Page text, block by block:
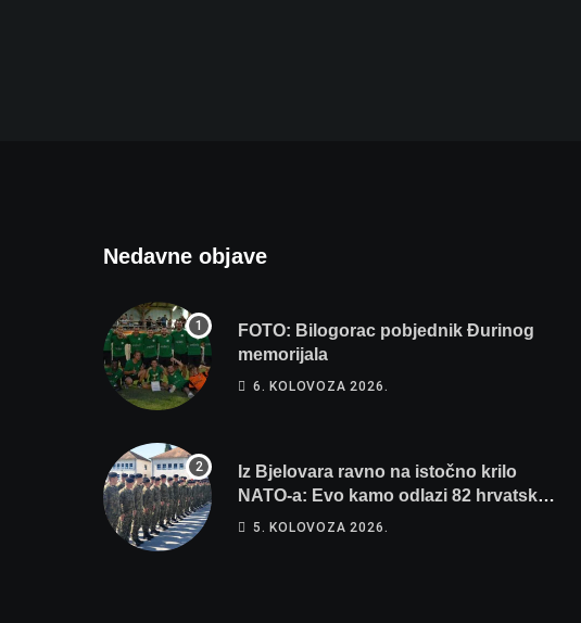
Nedavne objave
FOTO: Bilogorac pobjednik Đurinog
memorijala
6. KOLOVOZA 2026.
Iz Bjelovara ravno na istočno krilo
NATO-a: Evo kamo odlazi 82 hrvatska
vojnika i 6 vojnikinja
5. KOLOVOZA 2026.